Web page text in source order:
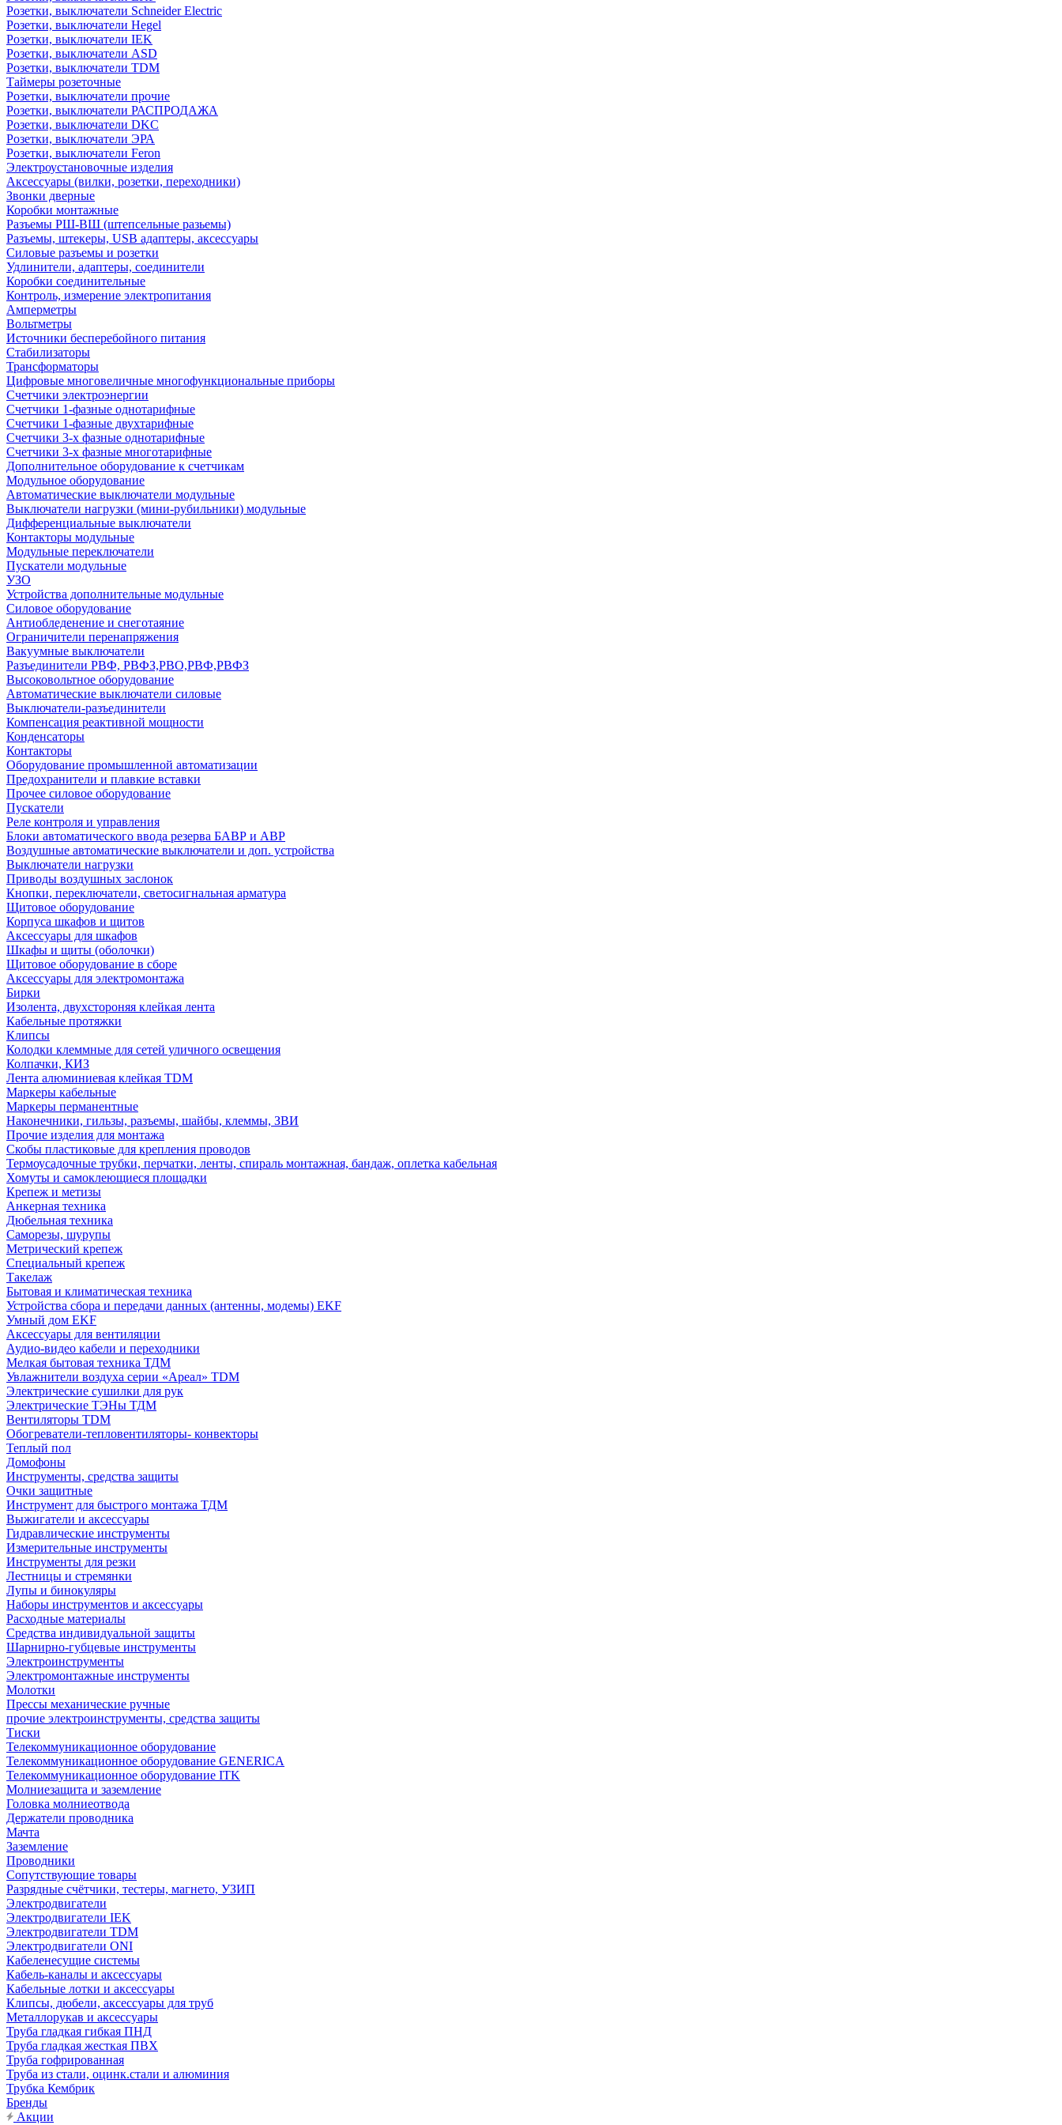
Розетки, выключатели Schneider Electric
Розетки, выключатели Hegel
Розетки, выключатели IEK
Розетки, выключатели ASD
Розетки, выключатели TDM
Таймеры розеточные
Розетки, выключатели прочие
Розетки, выключатели РАСПРОДАЖА
Розетки, выключатели DKC
Розетки, выключатели ЭРА
Розетки, выключатели Feron
Электроустановочные изделия
Аксессуары (вилки, розетки, переходники)
Звонки дверные
Коробки монтажные
Разъемы РШ-ВШ (штепсельные разьемы)
Разъемы, штекеры, USB адаптеры, аксессуары
Силовые разъемы и розетки
Удлинители, адаптеры, соединители
Коробки соединительные
Контроль, измерение электропитания
Амперметры
Вольтметры
Источники бесперебойного питания
Стабилизаторы
Трансформаторы
Цифровые многовеличные многофункциональные приборы
Счетчики электроэнергии
Счетчики 1-фазные однотарифные
Счетчики 1-фазные двухтарифные
Счетчики 3-х фазные однотарифные
Счетчики 3-х фазные многотарифные
Дополнительное оборудование к счетчикам
Модульное оборудование
Автоматические выключатели модульные
Выключатели нагрузки (мини-рубильники) модульные
Дифференциальные выключатели
Контакторы модульные
Модульные переключатели
Пускатели модульные
УЗО
Устройства дополнительные модульные
Силовое оборудование
Антиобледенение и снеготаяние
Ограничители перенапряжения
Вакуумные выключатели
Разъединители РВФ, РВФЗ,РВО,РВФ,РВФЗ
Высоковольтное оборудование
Автоматические выключатели cиловые
Выключатели-разъединители
Компенсация реактивной мощности
Конденсаторы
Контакторы
Оборудование промышленной автоматизации
Предохранители и плавкие вставки
Прочее силовое оборудование
Пускатели
Реле контроля и управления
Блоки автоматического ввода резерва БАВР и АВР
Воздушные автоматические выключатели и доп. устройства
Выключатели нагрузки
Приводы воздушных заслонок
Кнопки, переключатели, светосигнальная арматура
Щитовое оборудование
Корпуса шкафов и щитов
Аксессуары для шкафов
Шкафы и щиты (оболочки)
Щитовое оборудование в сборе
Аксессуары для электромонтажа
Бирки
Изолента, двухстороняя клейкая лента
Кабельные протяжки
Клипсы
Колодки клеммные для сетей уличного освещения
Колпачки, КИЗ
Лента алюминиевая клейкая TDM
Маркеры кабельные
Маркеры перманентные
Наконечники, гильзы, разъемы, шайбы, клеммы, ЗВИ
Прочие изделия для монтажа
Скобы пластиковые для крепления проводов
Термоусадочные трубки, перчатки, ленты, спираль монтажная, бандаж, оплетка кабельная
Хомуты и самоклеющиеся площадки
Крепеж и метизы
Анкерная техника
Дюбельная техника
Саморезы, шурупы
Метрический крепеж
Специальный крепеж
Такелаж
Бытовая и климатическая техника
Устройства сбора и передачи данных (антенны, модемы) EKF
Умный дом EKF
Аксессуары для вентиляции
Аудио-видео кабели и переходники
Мелкая бытовая техника ТДМ
Увлажнители воздуха серии «Ареал» TDM
Электрические сушилки для рук
Электрические ТЭНы ТДМ
Вентиляторы TDM
Обогреватели-тепловентиляторы- конвекторы
Теплый пол
Домофоны
Инструменты, средства защиты
Очки защитные
Инструмент для быстрого монтажа ТДМ
Выжигатели и аксессуары
Гидравлические инструменты
Измерительные инструменты
Инструменты для резки
Лестницы и стремянки
Лупы и бинокуляры
Наборы инструментов и аксессуары
Расходные материалы
Средства индивидуальной защиты
Шарнирно-губцевые инструменты
Электроинструменты
Электромонтажные инструменты
Молотки
Прессы механические ручные
прочие электроинструменты, средства защиты
Тиски
Телекоммуникационное оборудование
Телекоммуникационное оборудование GENERICA
Телекоммуникационное оборудование ITK
Молниезащита и заземление
Головка молниеотвода
Держатели проводника
Мачта
Заземление
Проводники
Сопутствующие товары
Разрядные счётчики, тестеры, магнето, УЗИП
Электродвигатели
Электродвигатели IEK
Электродвигатели TDM
Электродвигатели ONI
Кабеленесущие системы
Кабель-каналы и аксессуары
Кабельные лотки и аксессуары
Клипсы, дюбели, аксессуары для труб
Металлорукав и аксессуары
Труба гладкая гибкая ПНД
Труба гладкая жесткая ПВХ
Труба гофрированная
Труба из стали, оцинк.стали и алюминия
Трубка Кембрик
Бренды
Акции